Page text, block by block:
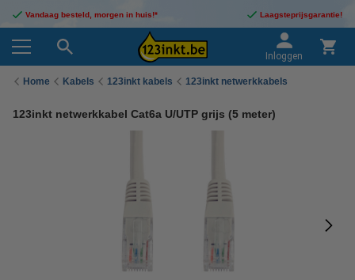
Vandaag besteld, morgen in huis!* Laagsteprijsgarantie!
Inloggen
Home Kabels 123inkt kabels 123inkt netwerkkabels
123inkt netwerkkabel Cat6a U/UTP grijs (5 meter)